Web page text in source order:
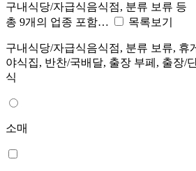
구내식당/자급식음식점, 분류 보류 등
총 9개의 업종 포함…
목록보기
구내식당/자급식음식점, 분류 보류, 휴
야식집, 반찬/국배달, 출장 부페, 출장/
식
소매